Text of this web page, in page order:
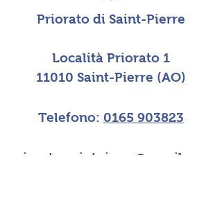
Priorato di Saint-Pierre
Località Priorato 1
11010 Saint-Pierre (AO)
Telefono: 0165 903823
priorato.saintpierre@gmail.com